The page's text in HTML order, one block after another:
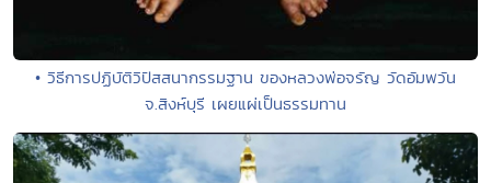
• วิธีการปฏิบัติวิปัสสนากรรมฐาน ของหลวงพ่อจรัญ วัดอัมพวัน
จ.สิงห์บุรี เผยแผ่เป็นธรรมทาน